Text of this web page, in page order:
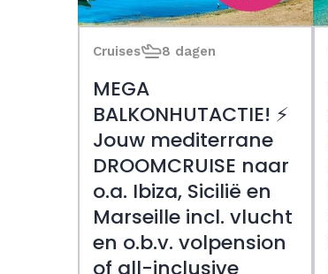
Cruises 8 dagen
MEGA
BALKONHUTACTIE! ⚡️
Jouw mediterrane
DROOMCRUISE naar
o.a. Ibiza, Sicilië en
Marseille incl. vlucht
en o.b.v. volpension
of all-inclusive